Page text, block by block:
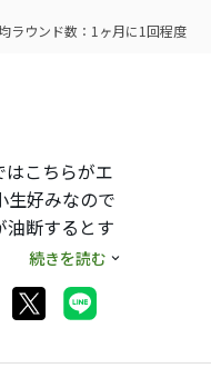
ラウンド数：1ヶ月に1回程度
こちらがエ
生好みなので
油断するとす
り殆ど誰も持
使い続けて
小生もこの
続きを読む